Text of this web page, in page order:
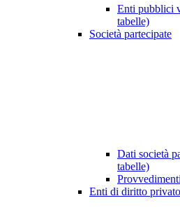
Enti pubblici
tabelle)
Società partecipate
Dati società
tabelle)
Provvedimenti
Enti di diritto